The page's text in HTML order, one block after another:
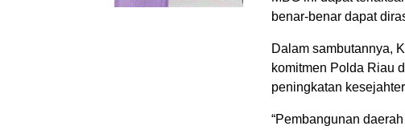
benar-benar dapat
Dalam sambutannya,
komitmen Polda Riau
peningkatan
“Pembangunan